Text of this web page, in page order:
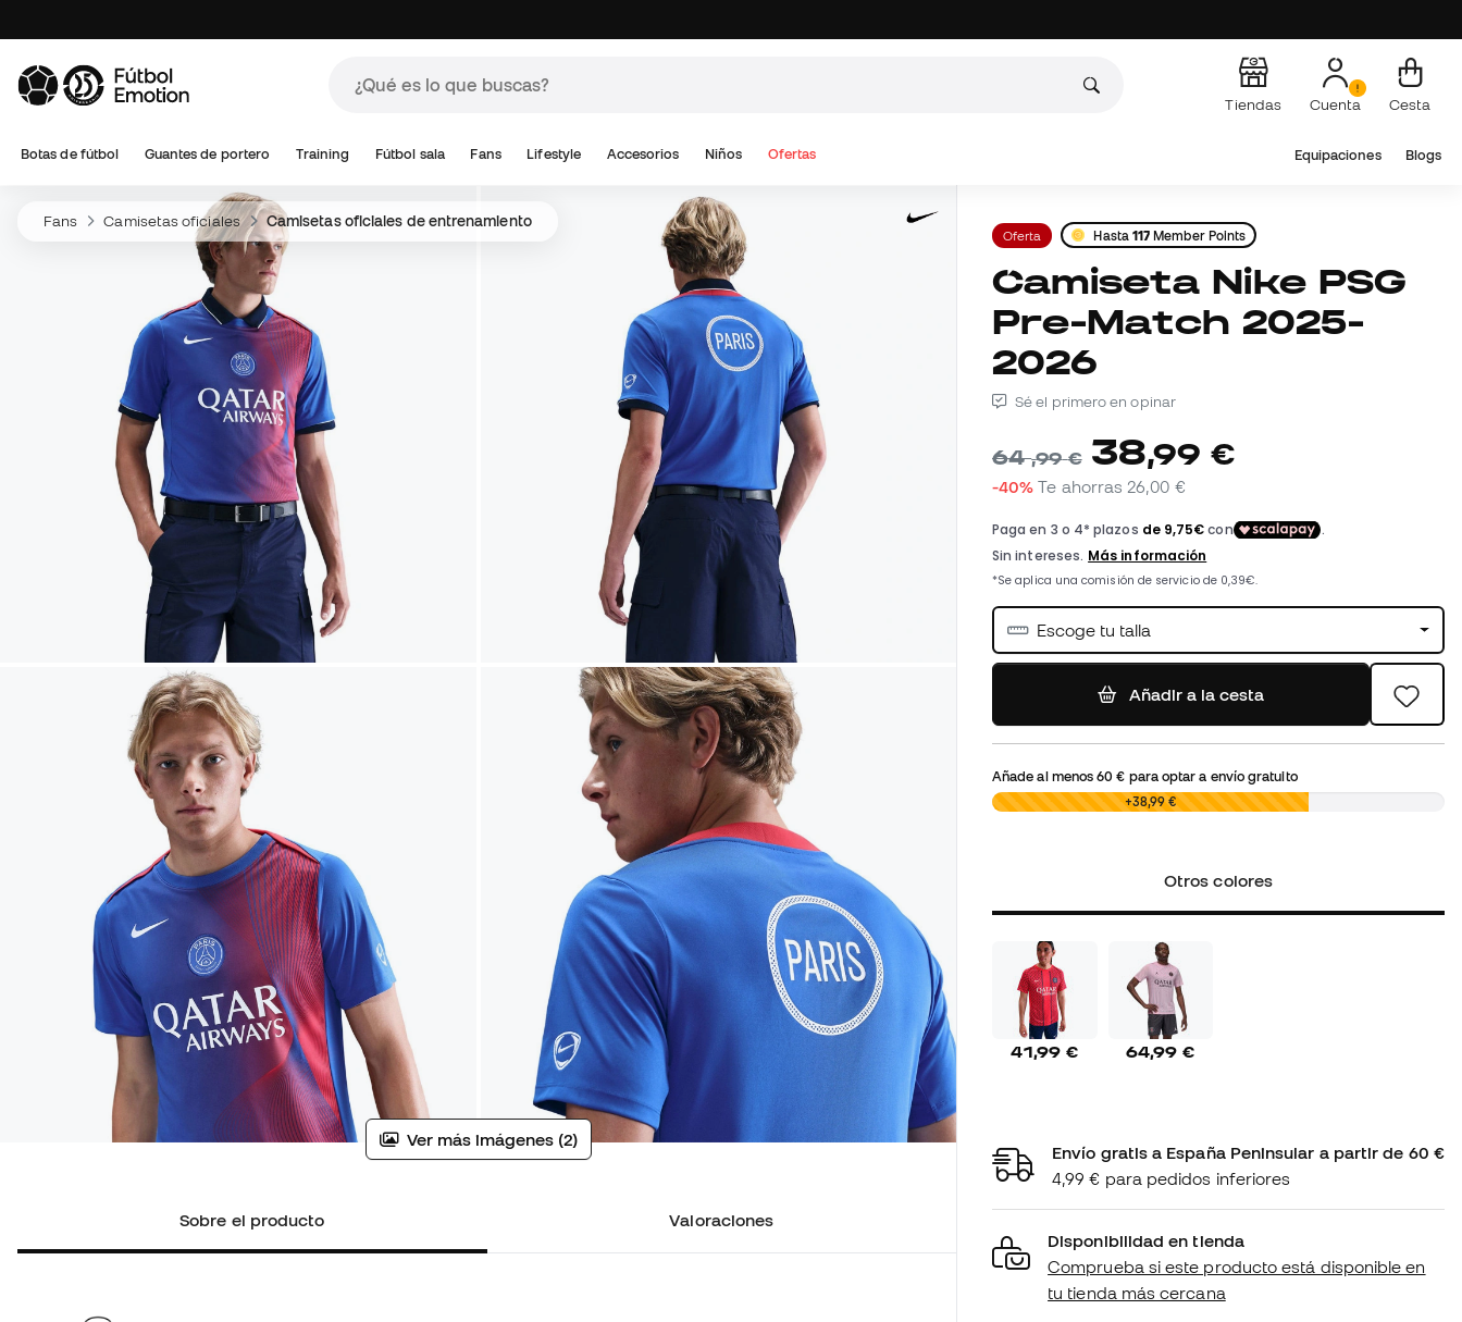
Tiendas Cuenta Cesta
Botas de fútbol Guantes de portero Training Fútbol sala Fans Lifestyle Accesorios Niños Ofertas Equipaciones Blogs
Fans Camisetas oficiales Camisetas oficiales de entrenamiento
Ver más imágenes (2)
Sobre el producto Valoraciones
Oferta Hasta 117 Member Points
Camiseta Nike PSG
Pre-Match 2025-
2026
Sé el primero en opinar
64,99 € 38,99 €
-40% Te ahorras 26,00 €
Escoge tu talla
Añadir a la cesta
Añade al menos60 € para optar a envío gratuito
0,00 € +38,99 €
Otros colores
41,99 € 64,99 €
Envío gratis a España Peninsular a partir de 60 €
4,99 € para pedidos inferiores
Disponibilidad en tienda
Comprueba si este producto está disponible en
tu tienda más cercana